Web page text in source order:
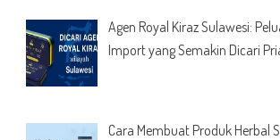
Agen Royal Kiraz Sulawesi:
Import yang Semakin Dicari
Cara Membuat Produk Herbal